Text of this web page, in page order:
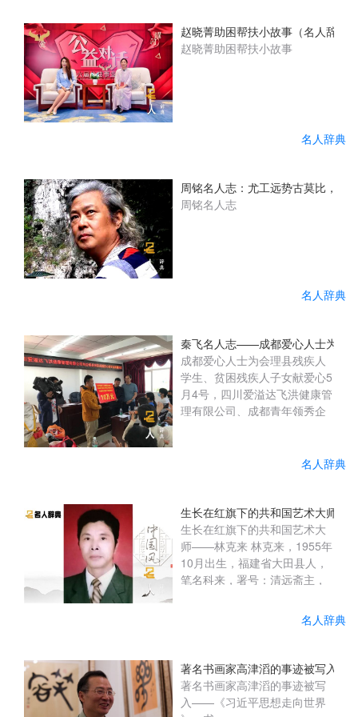
赵晓菁助困帮扶小故事（名人辞典
赵晓菁助困帮扶小故事
名人辞典
周铭名人志：尤工远势古莫比，
周铭名人志
名人辞典
秦飞名人志——成都爱心人士为会
成都爱心人士为会理县残疾人
学生、贫困残疾人子女献爱心5
月4号，四川爱溢达飞洪健康管
理有限公司、成都青年领秀企
迢来到会理县残联开展爱心助
式。在会理县残联的倡议支持
下，通过对接四川爱溢达飞洪
健康管理有限公司、成都青年
领秀企业管理咨询有限公司
后，两家企业积极响应为县残
名人辞典
生长在红旗下的共和国艺术大师
生长在红旗下的共和国艺术大
师——林克来 林克来，1955年
10月出生，福建省大田县人，
笔名科来，署号：清远斋主，
书协终身理事，中国(ZGSH
201904402) 当代著名书画
师。 原中国文化部文化市场发
展中心特聘书画家，中国艺术
学院特聘教授、博士生导师。
中国文化部文化艺术名誉顾
名人辞典
著名书画家高津滔的事迹被写入
著名书画家高津滔的事迹被写
入——《习近平思想走向世界